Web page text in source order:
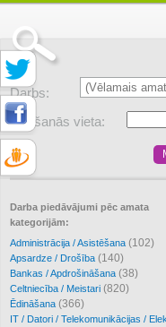
Darbs:
Atrašanās vieta:
Darba piedāvājumi pēc amata
kategorijām:
Administrācija / Asistēšana (102)
Apsardze / Drošība (140)
Bankas / Apdrošināšana (38)
Celtniecība / Meistari (820)
Ēdināšana (366)
IT / Datori / Telekomunikācijas /